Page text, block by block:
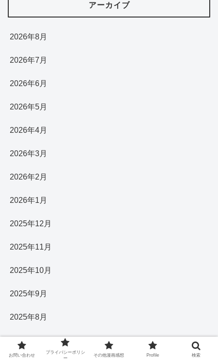
アーカイブ
2026年8月
2026年7月
2026年6月
2026年5月
2026年4月
2026年3月
2026年2月
2026年1月
2025年12月
2025年11月
2025年10月
2025年9月
2025年8月
2025年7月
お問い合わせ
プライバシーポリシ
ー
その他漫画感想 Profile 検索